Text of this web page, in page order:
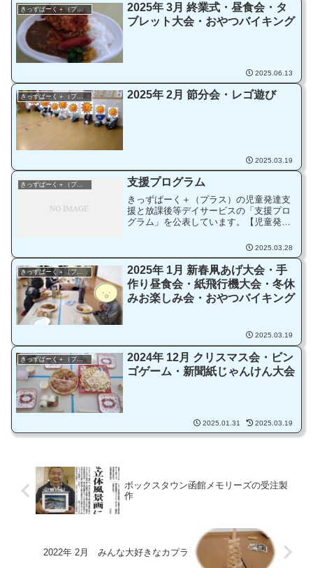
きっずぱーく＋（プラス）
2025年 3月 終業式・昼食会・タ
ブレット大会・おやつバイキング
2025.06.13
きっずぱーく＋（プラス） 2025年 2月 節分会・レゴ遊び
2025.03.19
支援プログラム
きっずぱーく＋（プラス）の児童発達支
援と放課後等デイサービスの「支援プロ
グラム」を公表しています。【児童発達
等デイサービス】支援プログラム（公
表）
2025.03.28
2025年 1月 新春凧あげ大会・手
作り昼食会・紙飛行機大会・冬休
みお楽しみ会・おやつバイキング
2025.03.19
きっずぱーく＋（プラス）
2024年 12月 クリスマス会・ビン
ゴゲーム・新聞紙じゃんけん大会
2025.01.31 2025.03.19
ボックスタウン函館メモリーズの受注製
作
2022年 2月 みんな大好きなカプラ